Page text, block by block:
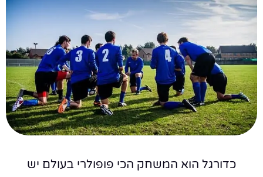
כדורגל הוא המשחק הכי פופולרי בעולם יש